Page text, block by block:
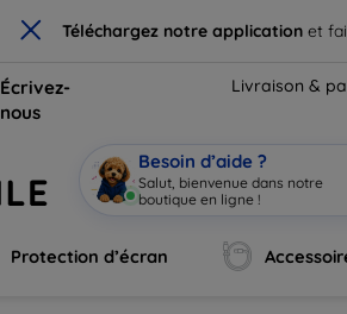
× Téléchargez notre application et
Écrivez-
nous
Livraison &
Besoin d’aide ?
Salut, bienvenue dans notre
boutique en ligne !
Protection d’écran